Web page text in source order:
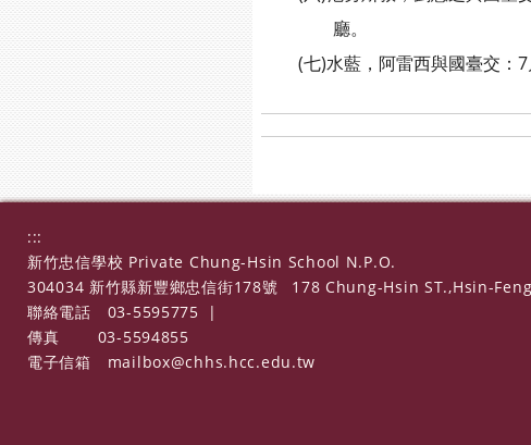
廳。
(七)水藍，阿雷西與國臺交：7
:::
新竹忠信學校 Private Chung-Hsin School N.P.O.
304034 新竹縣新豐鄉忠信街178號
178 Chung-Hsin ST.,Hsin-
聯絡電話
03-5595775
|
傳真
03-5594855
電子信箱
mailbox@chhs.hcc.edu.tw